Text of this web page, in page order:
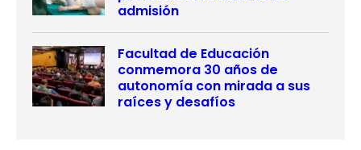
admisión
Facultad de Educación
conmemora 30 años de
autonomía con mirada a sus
raíces y desafíos